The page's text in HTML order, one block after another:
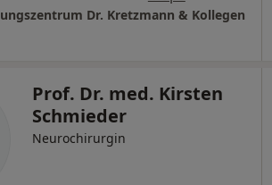
Dr. Kretzmann & Kollegen
Prof. Dr. med. Kirsten
Schmieder
Neurochirurgin